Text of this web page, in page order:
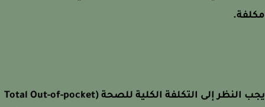
يجب النظر إلى التكلفة الكلية للصحة (Total Out-of-pocket